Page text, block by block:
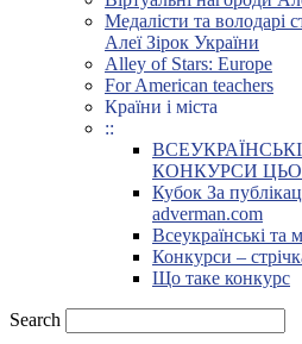
Медалісти та володарі
Алеї Зірок України
Alley of Stars: Europe
For American teachers
Країни і міста
::
КОНКУРСИ
Кубок За
adverman.com
Всеукраїнські та
Конкурси –
Що таке конкурс
Search